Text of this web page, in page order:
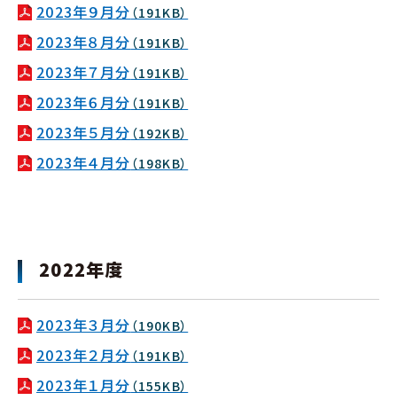
2023年９月分 （191KB）
2023年８月分 （191KB）
2023年７月分 （191KB）
2023年６月分 （191KB）
2023年５月分 （192KB）
2023年４月分 （198KB）
2022年度
2023年３月分 （190KB）
2023年２月分 （191KB）
2023年１月分 （155KB）